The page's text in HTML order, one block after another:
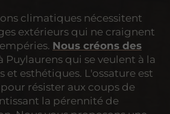
climatiques nécessitent
extérieurs qui ne craignent
Nous créons des
Puylaurens qui se veulent à la
et esthétiques. L'ossature est
résister aux coups de
la pérennité de